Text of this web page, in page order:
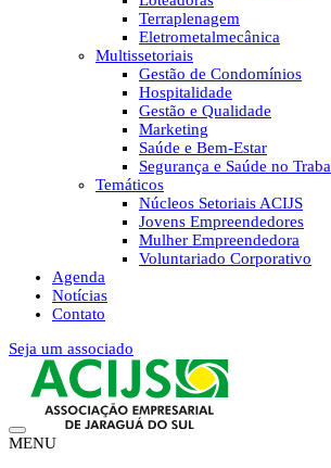
Terraplenagem
Eletrometalmecânica
Multissetoriais
Gestão de Condomínios
Hospitalidade
Gestão e Qualidade
Marketing
Saúde e Bem-Estar
Segurança e Saúde no
Temáticos
Núcleos Setoriais ACIJS
Jovens Empreendedores
Mulher Empreendedora
Voluntariado Corporativo
Agenda
Notícias
Contato
Seja um associado
MENU